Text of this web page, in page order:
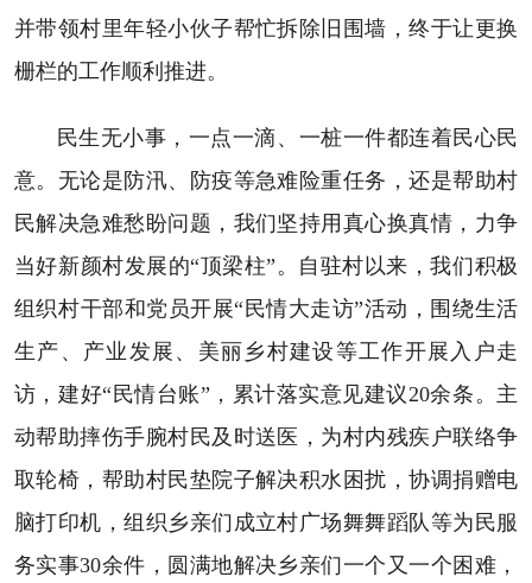
并带领村里年轻小伙子帮忙拆除旧围墙，终于让更换
栅栏的工作顺利推进。
民生无小事，一点一滴、一桩一件都连着民心民
意。无论是防汛、防疫等急难险重任务，还是帮助村
民解决急难愁盼问题，我们坚持用真心换真情，力争
当好新颜村发展的“顶梁柱”。自驻村以来，我们积极
组织村干部和党员开展“民情大走访”活动，围绕生活
生产、产业发展、美丽乡村建设等工作开展入户走
访，建好“民情台账”，累计落实意见建议20余条。主
动帮助摔伤手腕村民及时送医，为村内残疾户联络争
取轮椅，帮助村民垫院子解决积水困扰，协调捐赠电
脑打印机，组织乡亲们成立村广场舞舞蹈队等为民服
务实事30余件，圆满地解决乡亲们一个又一个困难，